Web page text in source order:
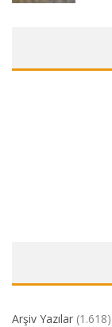
Arşiv Yazılar (1.618)